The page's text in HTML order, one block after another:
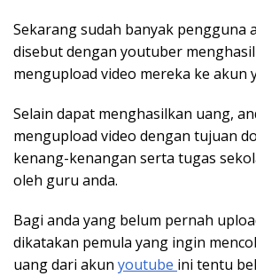
Sekarang sudah banyak pengguna
disebut dengan youtuber
mengupload video mereka ke akun
Selain dapat menghasilkan uang,
mengupload video dengan tujuan
kenang-kenangan serta tugas
oleh guru anda.
Bagi anda yang belum pernah
dikatakan pemula yang ingin
uang dari akun youtube ini tentu